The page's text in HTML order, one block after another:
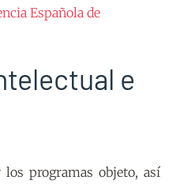
Española de
e
programas objeto, así